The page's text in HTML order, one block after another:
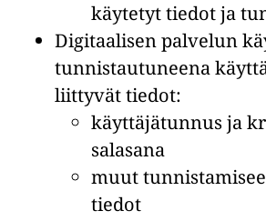
käytetyt tiedot ja
Digitaalisen palvelun
tunnistautuneena
liittyvät tiedot:
käyttäjätunnus ja
salasana
muut
tiedot